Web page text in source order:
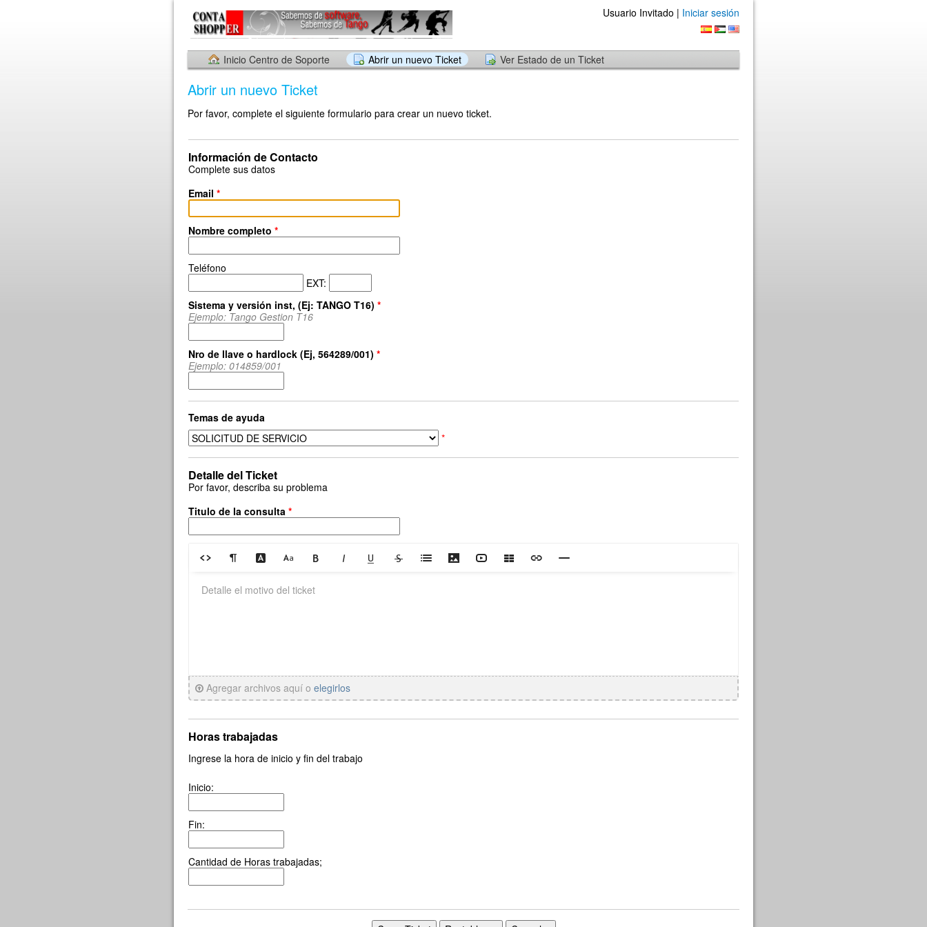
Usuario Invitado | Iniciar sesión
Inicio Centro de Soporte Abrir un nuevo Ticket Ver Estado de un Ticket
Abrir un nuevo Ticket
Por favor, complete el siguiente formulario para crear un nuevo ticket.
Información de Contacto
Complete sus datos
Email *
Nombre completo *
Teléfono
EXT:
Sistema y versión inst, (Ej: TANGO T16) *
Ejemplo: Tango Gestion T16
Nro de llave o hardlock (Ej, 564289/001) *
Ejemplo: 014859/001
Temas de ayuda
*
Detalle del Ticket
Por favor, describa su problema
Titulo de la consulta *
Agregar archivos aquí o elegirlos
Horas trabajadas
Ingrese la hora de inicio y fin del trabajo
Inicio:
Fin:
Cantidad de Horas trabajadas;